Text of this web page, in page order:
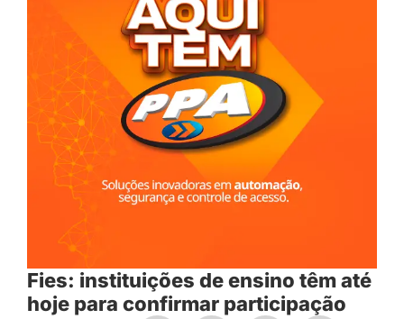
Fies: instituições de ensino têm até
hoje para confirmar participação